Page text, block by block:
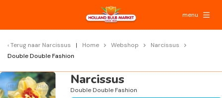
menu
Terug naar Narcissus Home Webshop
Narcissus
Double Double Fashion
Narcissus
Double Double Fashion